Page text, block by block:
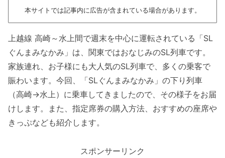
本サイトでは記事内に広告が含まれている場合があります。
上越線 高崎～水上間で週末を中心に運転されている「SL
ぐんまみなかみ」は、関東ではおなじみのSL列車です。
家族連れ、お子様にも大人気のSL列車で、多くの乗客で
賑わいます。今回、「SLぐんまみなかみ」の下り列車
（高崎→水上）に乗車してきましたので、その様子をお届
けします。また、指定席券の購入方法、おすすめの座席や
きっぷなども紹介します。
スポンサーリンク